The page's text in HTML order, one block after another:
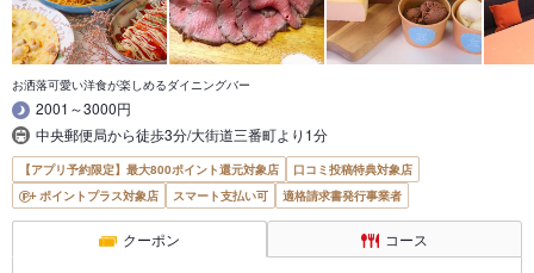
お洒落可愛い洋食が楽しめるダイニングバー
2001～3000円
中央郵便局から徒歩3分/大街道三番町より1分
【アプリ予約限定】最大800ポイント還元対象店
口コミ投稿特典対象店
ポイントプラス対象店
スマート支払い可 適格請求書発行事業者
クーポン コース